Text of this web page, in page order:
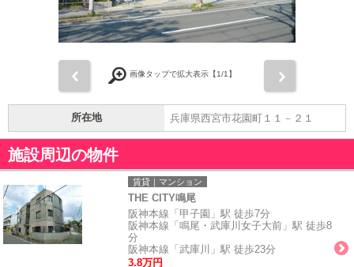
画像タップで拡大表示【1/1】
所在地 兵庫県西宮市花園町１１－２１
施設周辺の物件
賃貸｜マンション
THE CITY鳴尾
阪神本線「甲子園」駅 徒歩7分
阪神本線「鳴尾・武庫川女子大前」駅 徒歩8
分
阪神本線「武庫川」駅 徒歩23分
3.8万円